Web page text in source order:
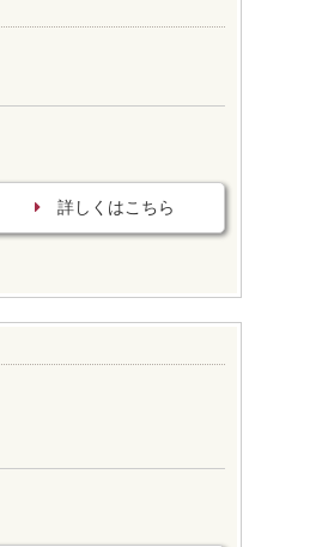
詳しくはこちら